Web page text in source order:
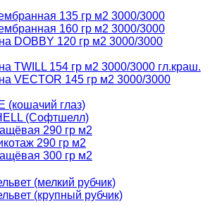
135 гр м2 3000/3000
160 гр м2 3000/3000
DOBBY 120 гр м2 3000/3000
TWILL 154 гр м2 3000/3000 гл.краш.
VECTOR 145 гр м2 3000/3000
(кошачий глаз)
(Софтшелл)
290 гр м2
290 гр м2
300 гр м2
(мелкий рубчик)
(крупный рубчик)